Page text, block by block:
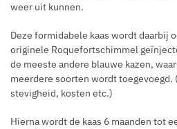
weer uit kunnen.
Deze formidabele kaas wordt daarbij
originele Roquefortschimmel
de meeste andere blauwe kazen,
meerdere soorten wordt toegevoegd.
stevigheid, kosten etc.)
Hierna wordt de kaas 6 maanden tot